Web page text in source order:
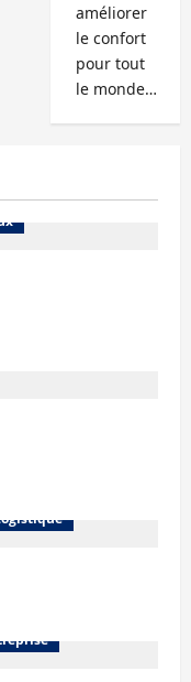
améliorer
le confort
pour tout
le monde…